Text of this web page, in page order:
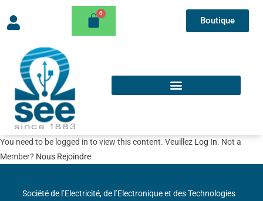
Boutique
You need to be logged in to view this content. Veuillez Log In. Not a
Member? Nous Rejoindre
Société de l’Electricité, de l’Electronique et des Technologies